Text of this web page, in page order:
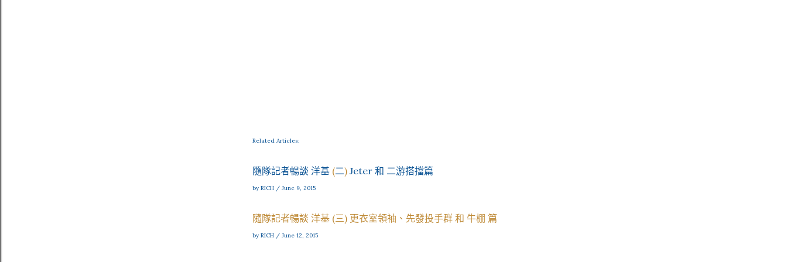
Related Articles:
隨隊記者暢談 洋基 (二) Jeter 和 二游搭擋篇
by RICH / June 9, 2015
隨隊記者暢談 洋基 (三) 更衣室領袖、先發投手群 和 牛棚 篇
by RICH / June 12, 2015